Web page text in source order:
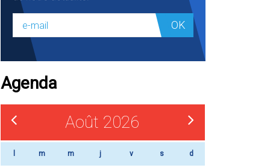
OK
Agenda
Août 2026
m m j v s d